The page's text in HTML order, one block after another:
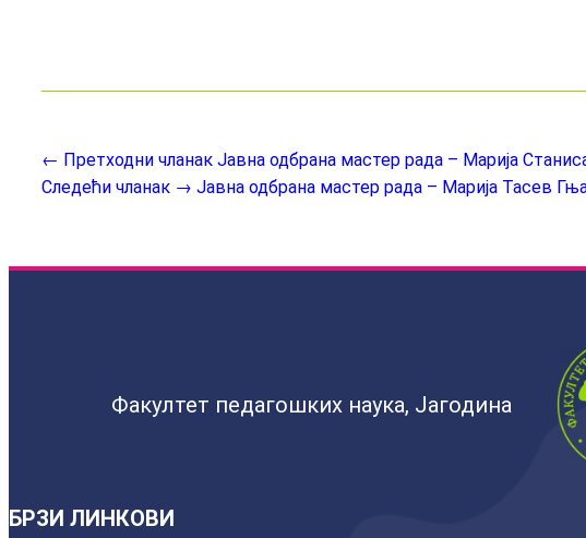
← Претходни чланак Јавна одбрана мастер рада – Маријa
Следећи чланак → Јавна одбрана мастер рада – Маријa Тасев
Факултет педагошких наука, Јагодина
БРЗИ ЛИНКОВИ